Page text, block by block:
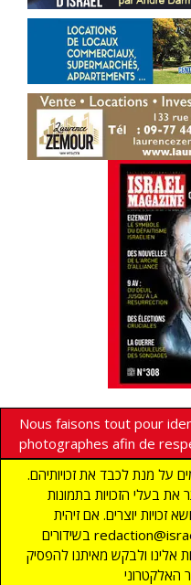
Nous faisons tout pour
photographes afin de
על מנת לכבד את זכויותיהם.
את בעלי הזכויות בתמונות
כנדרש בסעיף 27א בנושא זכויות יוצרים. אם זיהית
בשידורים redaction@israelmagazine.co.il שלנו תמונה שאתה
אלינו ולבקש מאיתנו להפסיק